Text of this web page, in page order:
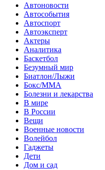
Автоновости
Автособытия
Автоспорт
Автоэксперт
Актеры
Аналитика
Баскетбол
Безумный мир
Биатлон/Лыжи
Бокс/MMA
Болезни и лекарства
В мире
В России
Вещи
Военные новости
Волейбол
Гаджеты
Дети
Дом и сад